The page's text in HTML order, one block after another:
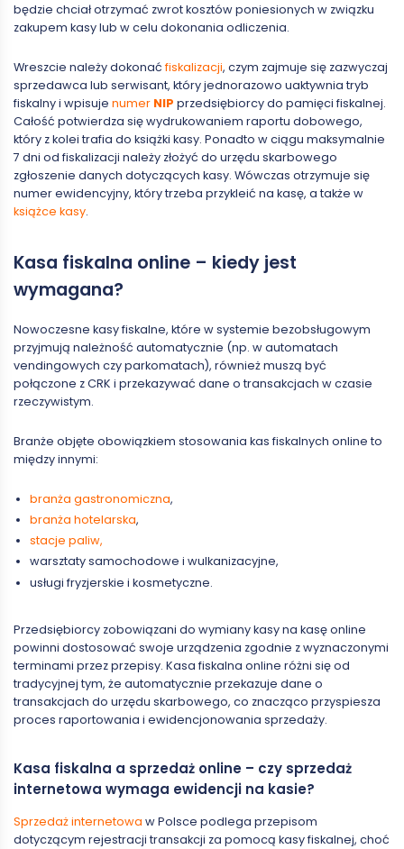
będzie chciał otrzymać zwrot kosztów poniesionych w związku
zakupem kasy lub w celu dokonania odliczenia.
Wreszcie należy dokonaćfiskalizacji, czym zajmuje się zazwyczaj
sprzedawca lub serwisant, który jednorazowo uaktywnia tryb
fiskalny i wpisuje numer NIP przedsiębiorcy do pamięci fiskalnej.
Całość potwierdza się wydrukowaniem raportu dobowego,
który z kolei trafia do książki kasy. Ponadto w ciągu maksymalnie
7 dni od fiskalizacji należy złożyć do urzędu skarbowego
zgłoszenie danych dotyczących kasy. Wówczas otrzymuje się
numer ewidencyjny, który trzeba przykleić na kasę, a także w
książce kasy.
Kasa fiskalna online – kiedy jest
wymagana?
Nowoczesne kasy fiskalne, które w systemie bezobsługowym
przyjmują należność automatycznie (np. w automatach
vendingowych czy parkomatach), również muszą być
połączone z CRK i przekazywać dane o transakcjach w czasie
rzeczywistym.
Branże objęte obowiązkiem stosowania kas fiskalnych online to
między innymi:
branża gastronomiczna,
branża hotelarska,
stacje paliw,
warsztaty samochodowe i wulkanizacyjne,
usługi fryzjerskie i kosmetyczne.
Przedsiębiorcy zobowiązani do wymiany kasy na kasę online
powinni dostosować swoje urządzenia zgodnie z wyznaczonymi
terminami przez przepisy. Kasa fiskalna online różni się od
tradycyjnej tym, że automatycznie przekazuje dane o
transakcjach do urzędu skarbowego, co znacząco przyspiesza
proces raportowania i ewidencjonowania sprzedaży.
Kasa fiskalna a sprzedaż online – czy sprzedaż
internetowa wymaga ewidencji na kasie?
Sprzedaż internetowa w Polsce podlega przepisom
dotyczącym rejestracji transakcji za pomocą kasy fiskalnej, choć